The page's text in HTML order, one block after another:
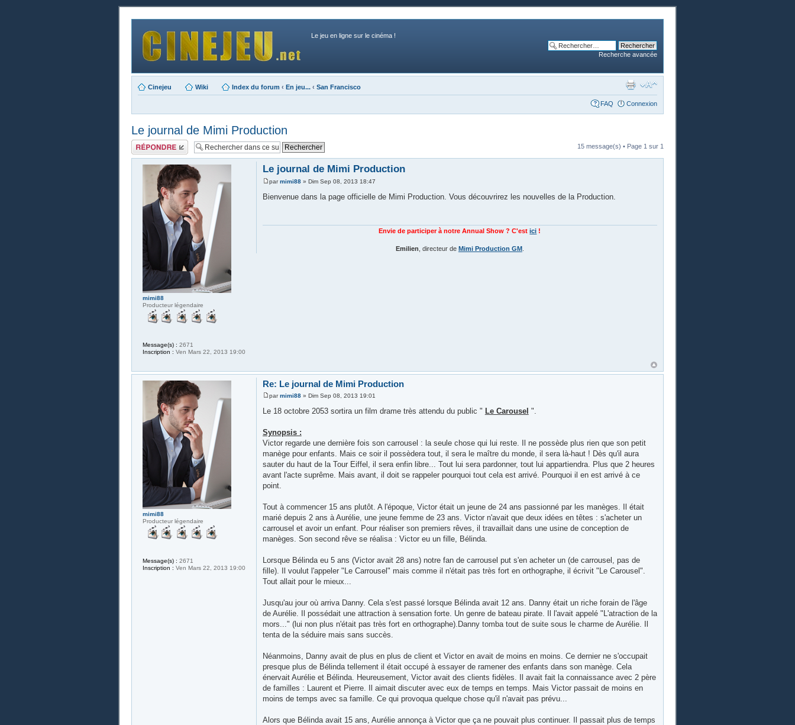
Le jeu en ligne sur le cinéma !
Recherche avancée
Cinejeu Wiki Index du forum ‹ En jeu... ‹ San Francisco
FAQ Connexion
Le journal de Mimi Production
Publier une
réponse
15 message(s) • Page 1 sur 1
Le journal de Mimi Production
parmimi88» Dim Sep 08, 2013 18:47
Bienvenue dans la page officielle de Mimi Production. Vous découvrirez les nouvelles de la Production.
Envie de participer à notre Annual Show ? C'estici !
Emilien , directeur de Mimi Production GM.
mimi88
Producteur légendaire
Message(s) : 2671
Inscription : Ven Mars 22, 2013 19:00
Re: Le journal de Mimi Production
parmimi88» Dim Sep 08, 2013 19:01
Le 18 octobre 2053 sortira un film drame très attendu du public " Le Carousel ".
Synopsis :
Victor regarde une dernière fois son carrousel : la seule chose qui lui reste. Il ne possède plus rien que son petit
manège pour enfants. Mais ce soir il possèdera tout, il sera le maître du monde, il sera là-haut ! Dès qu'il aura
sauter du haut de la Tour Eiffel, il sera enfin libre... Tout lui sera pardonner, tout lui appartiendra. Plus que 2 heures
avant l'acte suprême. Mais avant, il doit se rappeler pourquoi tout cela est arrivé. Pourquoi il en est arrivé à ce
point.
Tout à commencer 15 ans plutôt. A l'époque, Victor était un jeune de 24 ans passionné par les manèges. Il était
marié depuis 2 ans à Aurélie, une jeune femme de 23 ans. Victor n'avait que deux idées en têtes : s'acheter un
carrousel et avoir un enfant. Pour réaliser son premiers rêves, il travaillait dans une usine de conception de
manèges. Son second rêve se réalisa : Victor eu un fille, Bélinda.
Lorsque Bélinda eu 5 ans (Victor avait 28 ans) notre fan de carrousel put s'en acheter un (de carrousel, pas de
fille). Il voulut l'appeler "Le Carrousel" mais comme il n'était pas très fort en orthographe, il écrivit "Le Carousel".
Tout allait pour le mieux...
Jusqu'au jour où arriva Danny. Cela s'est passé lorsque Bélinda avait 12 ans. Danny était un riche forain de l'âge
de Aurélie. Il possédait une attraction à sensation forte. Un genre de bateau pirate. Il l'avait appelé "L'atraction de la
mors..." (lui non plus n'était pas très fort en orthographe).Danny tomba tout de suite sous le charme de Aurélie. Il
tenta de la séduire mais sans succès.
Néanmoins, Danny avait de plus en plus de client et Victor en avait de moins en moins. Ce dernier ne s'occupait
presque plus de Bélinda tellement il était occupé à essayer de ramener des enfants dans son manège. Cela
énervait Aurélie et Bélinda. Heureusement, Victor avait des clients fidèles. Il avait fait la connaissance avec 2 père
de familles : Laurent et Pierre. Il aimait discuter avec eux de temps en temps. Mais Victor passait de moins en
moins de temps avec sa famille. Ce qui provoqua quelque chose qu'il n'avait pas prévu...
Alors que Bélinda avait 15 ans, Aurélie annonça à Victor que ça ne pouvait plus continuer. Il passait plus de temps
mimi88
Producteur légendaire
Message(s) : 2671
Inscription : Ven Mars 22, 2013 19:00